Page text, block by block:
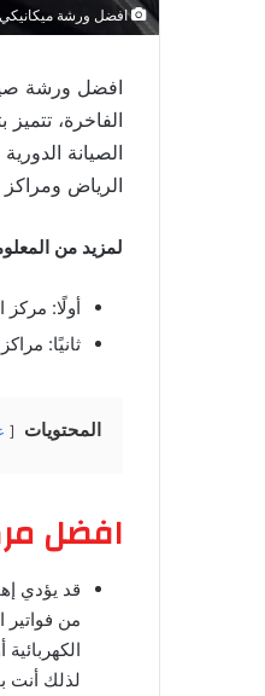
افضل ورشة
افضل ورشة
الفاخرة،
الصيانة
الرياض
لمزيد من
أولًا:
ثانيًا:
المحتويات
افضل
قد يؤدي
من
لذلك أنت